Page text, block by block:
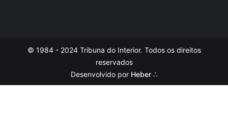
© 1984 - 2024 Tribuna do Interior. Todos os direitos
reservados
Desenvolvido por Heber ∴